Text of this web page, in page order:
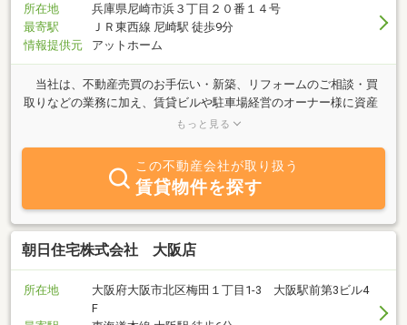
所在地
兵庫県尼崎市浜３丁目２０番１４号
最寄駅
ＪＲ東西線 尼崎駅 徒歩9分
情報提供元
アットホーム
当社は、不動産売買のお手伝い・新築、リフォームのご相談・買
取りなどの業務に加え、賃貸ビルや駐車場経営のオーナー様に資産
の管理を任されています。「地域密着」型の経営理念に基づき、不
に関する悩みがございましたら、まずはお気軽にご相談下さい。も
ちろん相談・不動産査定は無料です。皆様からのお問合せを心より
お待ちしております。
もっと見る
この不動産会社が取り扱う
賃貸物件を探す
朝日住宅株式会社 大阪店
所在地
大阪府大阪市北区梅田１丁目1-3 大阪駅前第3ビル4
F